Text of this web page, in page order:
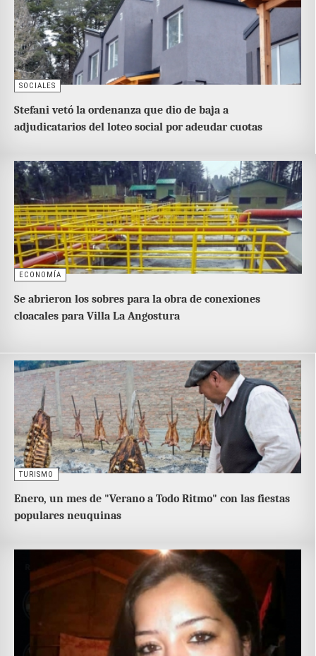
SOCIALES
Stefani vetó la ordenanza que dio de baja a
adjudicatarios del loteo social por adeudar cuotas
ECONOMÍA
Se abrieron los sobres para la obra de conexiones
cloacales para Villa La Angostura
TURISMO
Enero, un mes de "Verano a Todo Ritmo" con las fiestas
populares neuquinas